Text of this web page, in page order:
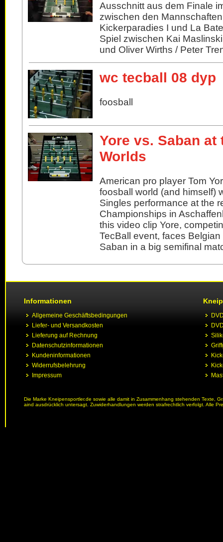
Ausschnitt aus dem Finale
zwischen den
Kickerparadies I und La
Spiel zwischen Kai
und Oliver Wirths / Peter
wc tecball 08 dyp
foosball
Yore vs. Saban at
Worlds
American pro player Tom
foosball world (and himself)
Singles performance at the
Championships in
this video clip Yore,
TecBall event, faces
Saban in a big semifinal
Informationen
Allgemeine Geschäftsbedingungen
Liefer- und Versandkosten
Lieferung auf Rechnung
Datenschutzinformationen
Kundeninformationen
Widerrufsbelehrung
Impressum
Die Marke Kneipensportler.de sowie alle damit in Zusammenhang stehenden Texte,
aind ausdrücklich untersagt. Zuwiderhandlungen werden strafrechtlich verfolgt. Alle